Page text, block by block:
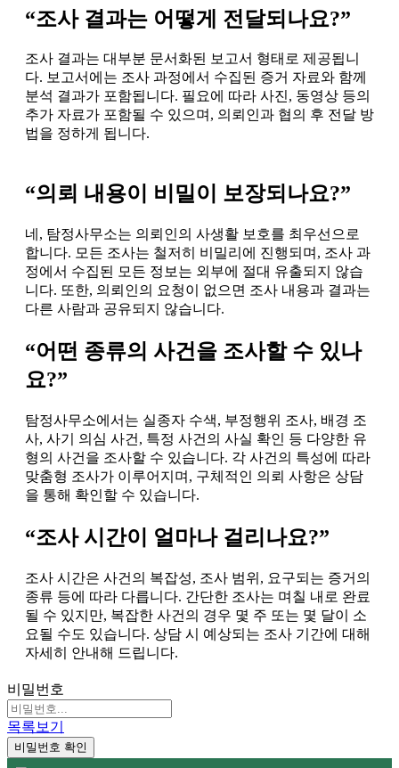
“조사 결과는 어떻게 전달되나요?”
조사 결과는 대부분 문서화된 보고서 형태로 제공됩니
다. 보고서에는 조사 과정에서 수집된 증거 자료와 함께
분석 결과가 포함됩니다. 필요에 따라 사진, 동영상 등의
추가 자료가 포함될 수 있으며, 의뢰인과 협의 후 전달 방
법을 정하게 됩니다.
“의뢰 내용이 비밀이 보장되나요?”
네, 탐정사무소는 의뢰인의 사생활 보호를 최우선으로
합니다. 모든 조사는 철저히 비밀리에 진행되며, 조사 과
정에서 수집된 모든 정보는 외부에 절대 유출되지 않습
니다. 또한, 의뢰인의 요청이 없으면 조사 내용과 결과는
다른 사람과 공유되지 않습니다.
“어떤 종류의 사건을 조사할 수 있나
요?”
탐정사무소에서는 실종자 수색, 부정행위 조사, 배경 조
사, 사기 의심 사건, 특정 사건의 사실 확인 등 다양한 유
형의 사건을 조사할 수 있습니다. 각 사건의 특성에 따라
맞춤형 조사가 이루어지며, 구체적인 의뢰 사항은 상담
을 통해 확인할 수 있습니다.
“조사 시간이 얼마나 걸리나요?”
조사 시간은 사건의 복잡성, 조사 범위, 요구되는 증거의
종류 등에 따라 다릅니다. 간단한 조사는 며칠 내로 완료
될 수 있지만, 복잡한 사건의 경우 몇 주 또는 몇 달이 소
요될 수도 있습니다. 상담 시 예상되는 조사 기간에 대해
자세히 안내해 드립니다.
비밀번호
목록보기
비밀번호 확인